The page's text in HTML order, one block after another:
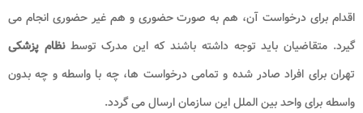
اقدام برای درخواست آن، هم به صورت حضوری و هم غیر حضوری انجام می
گیرد. متقاضیان باید توجه داشته باشند که این مدرک توسطنظام پزشکی
تهران برای افراد صادر شده و تمامی درخواست ها، چه با واسطه و چه بدون
واسطه برای واحد بین الملل این سازمان ارسال می گردد.